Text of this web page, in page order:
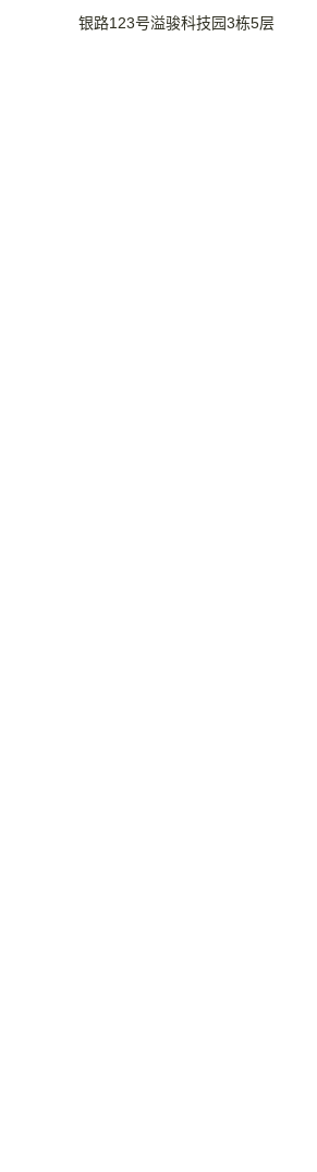
银路123号溢骏科技园3栋5层